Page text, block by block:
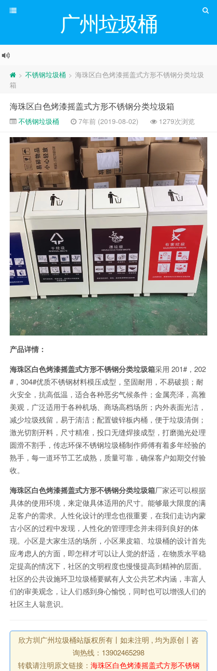
广州垃圾桶
> 不锈钢垃圾桶 > 海珠区白色烤漆摇盖式方形不锈钢分类垃圾
箱
海珠区白色烤漆摇盖式方形不锈钢分类垃圾箱
不锈钢垃圾桶 7年前 (2019-08-02) 1279次浏览
产品详情：
海珠区白色烤漆摇盖式方形不锈钢分类垃圾箱采用 201#，202
#，304#优质不锈钢材料模压成型，坚固耐用，不易破损；耐
火安全，抗高低温，适合各种恶劣气候条件；金属亮泽，高雅
美观，广泛适用于各种机场、商场高档场所；内外表面光洁，
减少垃圾残留，易于清洁；配置镀锌板内桶，便于垃圾清倒；
激光切割开料，尺寸精准，投口无缝焊接成型，打磨抛光处理
圆滑不割手，传志环保不锈钢垃圾桶制作师傅有着多年经验的
熟手，每一道环节工艺成熟，质量可靠，确保客户如期交付验
收。
海珠区白色烤漆摇盖式方形不锈钢分类垃圾箱厂家还可以根据
具体的使用环境，来定做具体适用的尺寸。能够最大限度的满
足客户的需求。人性化设计的理念也很重要，在我们走访内蒙
古小区的过程中发现，人性化的管理理念并未得到良好的体
现。小区是大家生活的场所，小区果皮箱、垃圾桶的设计首先
应考虑人的方面，即怎样才可以让人觉的舒适，在物质水平稳
定提高的情况下，社区的文明程度也慢慢提高到精神的层面。
社区的公共设施环卫垃圾桶要赋有人文公共艺术内涵，丰富人
们的审美观念，让人们感到身心愉悦，同时也可以增强人们的
社区主人翁意识。
欣方圳广州垃圾桶站版权所有丨如未注明 , 均为原创丨咨
询热线：13902465298
转载请注明原文链接： 海珠区白色烤漆摇盖式方形不锈钢